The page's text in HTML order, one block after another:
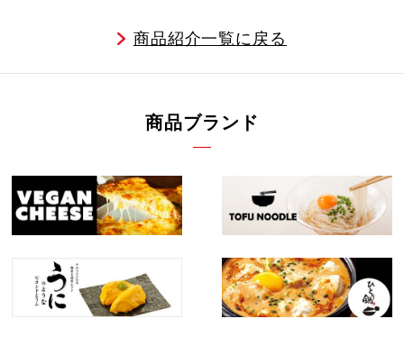
商品紹介一覧に戻る
商品ブランド